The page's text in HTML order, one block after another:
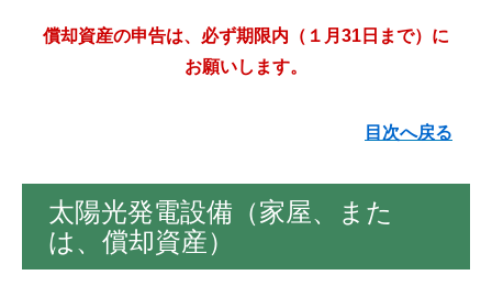
償却資産の申告は、必ず期限内（１月31日まで）に
お願いします。
目次へ戻る
太陽光発電設備（家屋、また
は、償却資産）